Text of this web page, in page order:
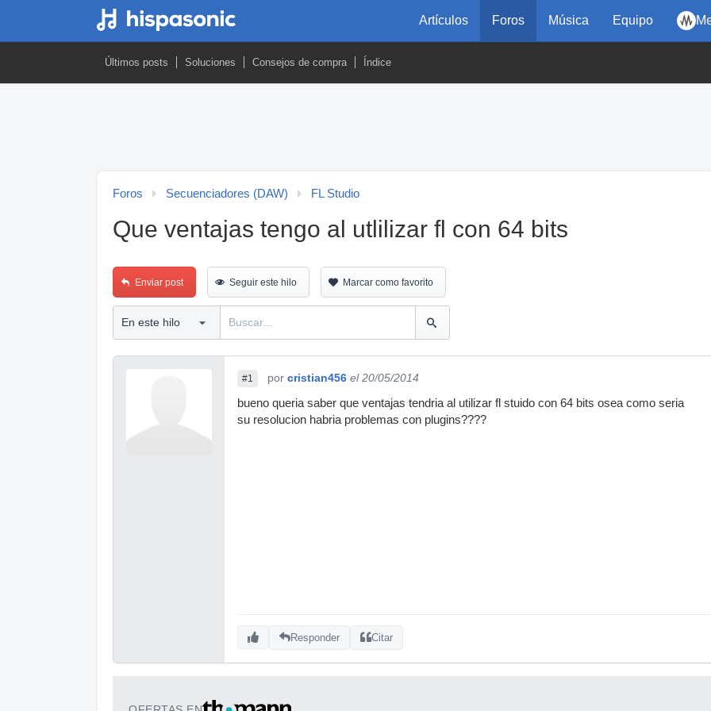
Artículos Foros Música Equipo
Últimos posts Soluciones Consejos de compra Índice
Foros Secuenciadores (DAW) FL Studio
Que ventajas tengo al utlilizar fl con 64 bits
Enviar post Seguir este hilo Marcar como favorito
#1 por cristian456 el 20/05/2014
bueno queria saber que ventajas tendria al utilizar fl stuido con 64 bits osea como seria
su resolucion habria problemas con plugins????
Responder Citar